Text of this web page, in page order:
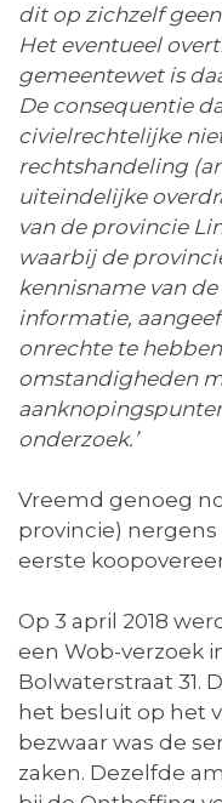
dit op zichzelf
Het eventueel
gemeentewet is
De consequentie
civielrechtelijke
rechtshandeling
uiteindelijke
van de provincie
waarbij de
kennisname van
informatie,
onrechte te
omstandigheden
onderzoek.’
Vreemd genoeg
provincie)
eerste
Op 3 april 2018
een Wob-verzoek
Bolwaterstraat 31.
het besluit op het
bezwaar was de
zaken. Dezelfde